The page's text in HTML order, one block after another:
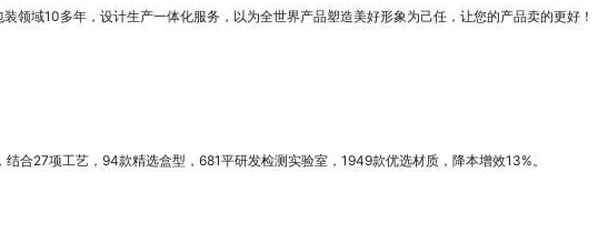
领域10多年，设计生产一体化服务，以为全世界产品塑造美好形象为己任，让您的产品卖的更好！
合27项工艺，94款精选盒型，681平研发检测实验室，1949款优选材质，降本增效13%。